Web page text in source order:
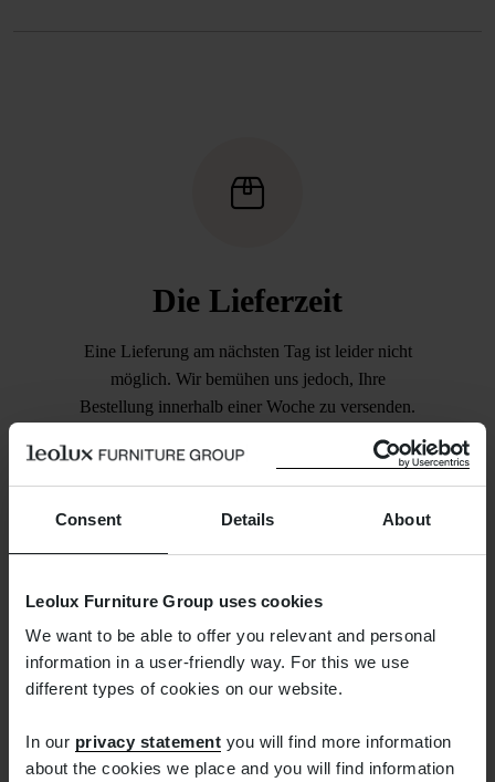
Consent Details About
Leolux Furniture Group uses cookies
We want to be able to offer you relevant and personal
information in a user-friendly way. For this we use
different types of cookies on our website.
In our privacy statement you will find more information
about the cookies we place and you will find information
Die Lieferzeit
Eine Lieferung am nächsten Tag ist leider nicht
möglich. Wir bemühen uns jedoch, Ihre
Bestellung innerhalb einer Woche zu versenden.
eine E-Mail, mit der Sie die Sendung verfolgen
können.
Rücksendung